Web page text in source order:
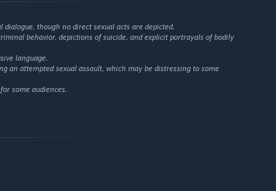
though no direct sexual acts are depicted.
behavior, depictions of suicide, and explicit portrayals of bodily
language.
an attempted sexual assault, which may be distressing to some
some audiences.